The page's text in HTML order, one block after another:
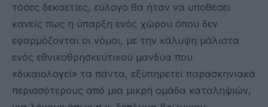
τόσες δεκαετίες, εύλογο θα ήταν να υποθέσει
κανείς πως η ύπαρξη ενός χώρου όπου δεν
εφαρμόζονται οι νόμοι, με την κάλυψη μάλιστα
ενός εθνικοθρησκευτικού μανδύα που
«δικαιολογεί» τα πάντα, εξυπηρετεί παρασκηνιακά
περισσότερους από μια μικρή ομάδα καταληψιών,